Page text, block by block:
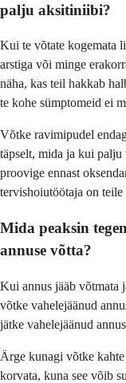
palju aksitiniibi?
Kui te võtate kogemata
arstiga või minge
näha, kas teil hakkab
te kohe sümptomeid ei
Võtke ravimipudel
täpselt, mida ja kui
proovige ennast
tervishoiutöötaja on teile
Mida peaksin
annuse võtta?
Kui annus jääb võtmata
võtke vahelejäänud
jätke vahelejäänud
Ärge kunagi võtke
korvata, kuna see võib